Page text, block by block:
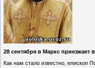
28 сентября в Маркс приезжает
Как нам стало известно, епископ